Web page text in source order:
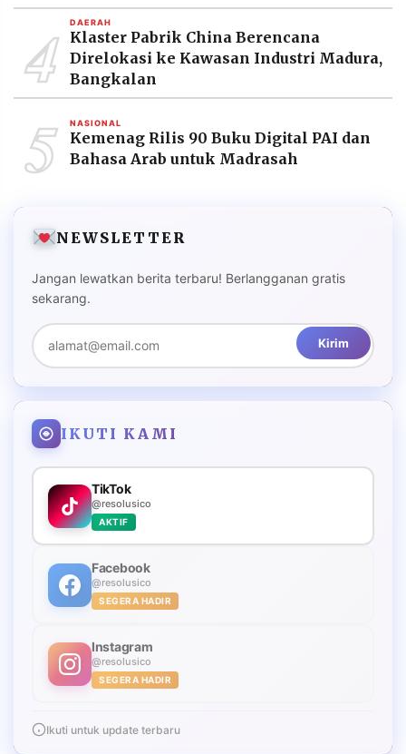
4 DAERAH
Klaster Pabrik China Berencana
Direlokasi ke Kawasan Industri Madura,
Bangkalan
5 NASIONAL
Kemenag Rilis 90 Buku Digital PAI dan
Bahasa Arab untuk Madrasah
NEWSLETTER
Jangan lewatkan berita terbaru! Berlangganan gratis
sekarang.
Kirim
IKUTI KAMI
TikTok
@resolusico
AKTIF
Facebook
@resolusico
SEGERA HADIR
Instagram
@resolusico
SEGERA HADIR
Ikuti untuk update terbaru